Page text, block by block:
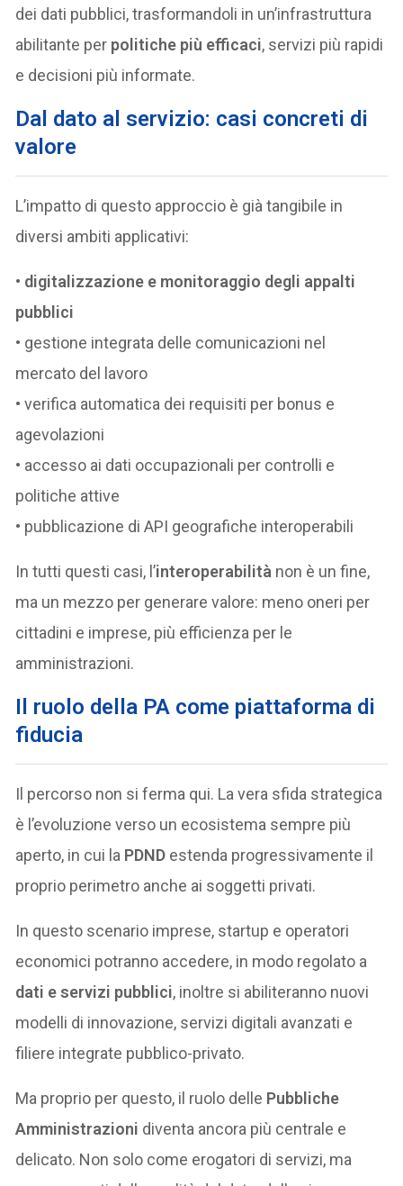
dei dati pubblici, trasformandoli in un’infrastruttura
abilitante per politiche più efficaci, servizi più rapidi
e decisioni più informate.
Dal dato al servizio: casi concreti di
valore
L’impatto di questo approccio è già tangibile in
diversi ambiti applicativi:
• digitalizzazione e monitoraggio degli appalti
pubblici
• gestione integrata delle comunicazioni nel
mercato del lavoro
• verifica automatica dei requisiti per bonus e
agevolazioni
• accesso ai dati occupazionali per controlli e
politiche attive
• pubblicazione di API geografiche interoperabili
In tutti questi casi, l’interoperabilità non è un fine,
ma un mezzo per generare valore: meno oneri per
cittadini e imprese, più efficienza per le
amministrazioni.
Il ruolo della PA come piattaforma di
fiducia
Il percorso non si ferma qui. La vera sfida strategica
è l’evoluzione verso un ecosistema sempre più
aperto, in cui la PDND estenda progressivamente il
proprio perimetro anche ai soggetti privati.
In questo scenario imprese, startup e operatori
economici potranno accedere, in modo regolato a
dati e servizi pubblici, inoltre si abiliteranno nuovi
modelli di innovazione, servizi digitali avanzati e
filiere integrate pubblico-privato.
Ma proprio per questo, il ruolo delle Pubbliche
Amministrazioni diventa ancora più centrale e
delicato. Non solo come erogatori di servizi, ma